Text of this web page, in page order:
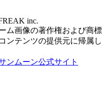
inc.
ム画像の著作権および商標
ンテンツの提供元に帰属し
ンムーン公式サイト